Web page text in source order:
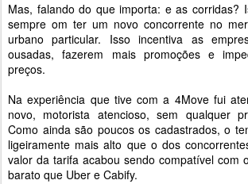
Mas, falando do que importa: e as corridas?
sempre om ter um novo concorrente no
urbano particular. Isso incentiva as
ousadas, fazerem mais promoções e
preços.
Na experiência que tive com a 4Move fui
novo, motorista atencioso, sem qualquer
Como ainda são poucos os cadastrados, o
ligeiramente mais alto que o dos
valor da tarifa acabou sendo compatível com
barato que Uber e Cabify.